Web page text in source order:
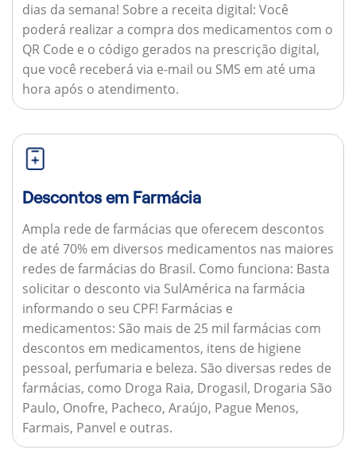
dias da semana! Sobre a receita digital: Você
poderá realizar a compra dos medicamentos com o
QR Code e o código gerados na prescrição digital,
que você receberá via e-mail ou SMS em até uma
hora após o atendimento.
Descontos em Farmácia
Ampla rede de farmácias que oferecem descontos
de até 70% em diversos medicamentos nas maiores
redes de farmácias do Brasil. Como funciona: Basta
solicitar o desconto via SulAmérica na farmácia
informando o seu CPF! Farmácias e
medicamentos: São mais de 25 mil farmácias com
descontos em medicamentos, itens de higiene
pessoal, perfumaria e beleza. São diversas redes de
farmácias, como Droga Raia, Drogasil, Drogaria São
Paulo, Onofre, Pacheco, Araújo, Pague Menos,
Farmais, Panvel e outras.